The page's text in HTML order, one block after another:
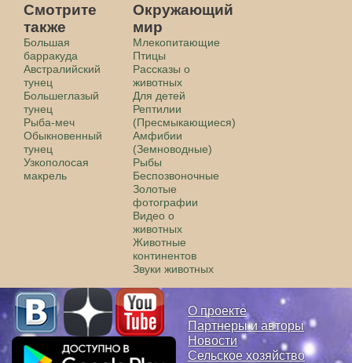
Смотрите
также
Большая
барракуда
Австралийский
тунец
Большеглазый
тунец
Рыба-меч
Обыкновенный
тунец
Узкополосая
макрель
Окружающий
мир
Млекопитающие
Птицы
Рассказы о
животных
Для детей
Рептилии
(Пресмыкающиеся)
Амфибии
(Земноводные)
Рыбы
Беспозвоночные
Золотые
фотографии
Видео о
животных
Животные
континентов
Звуки животных
О проекте
Партнеры и авторы
Новости
Сельское хозяйство